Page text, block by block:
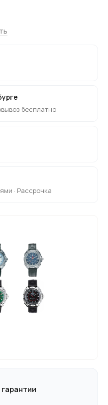
бесплатно
· Рассрочка